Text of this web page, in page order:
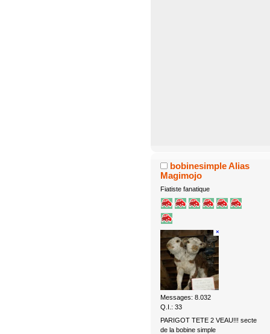
bobinesimple Alias
Magimojo
Fiatiste fanatique
Messages: 8.032
Q.I.: 33
PARIGOT TETE 2 VEAU!!! secte
de la bobine simple